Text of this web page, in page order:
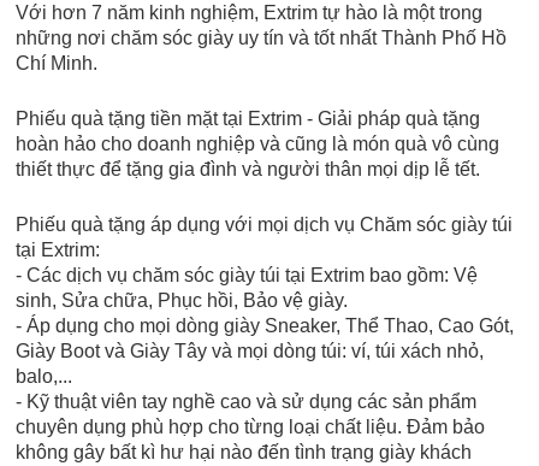
Với hơn 7 năm kinh nghiệm, Extrim tự hào là một trong
những nơi chăm sóc giày uy tín và tốt nhất Thành Phố Hồ
Chí Minh.
Phiếu quà tặng tiền mặt tại Extrim - Giải pháp quà tặng
hoàn hảo cho doanh nghiệp và cũng là món quà vô cùng
thiết thực để tặng gia đình và người thân mọi dịp lễ tết.
Phiếu quà tặng áp dụng với mọi dịch vụ Chăm sóc giày túi
tại Extrim:
- Các dịch vụ chăm sóc giày túi tại Extrim bao gồm: Vệ
sinh, Sửa chữa, Phục hồi, Bảo vệ giày.
- Áp dụng cho mọi dòng giày Sneaker, Thể Thao, Cao Gót,
Giày Boot và Giày Tây và mọi dòng túi: ví, túi xách nhỏ,
balo,...
- Kỹ thuật viên tay nghề cao và sử dụng các sản phẩm
chuyên dụng phù hợp cho từng loại chất liệu. Đảm bảo
không gây bất kì hư hại nào đến tình trạng giày khách